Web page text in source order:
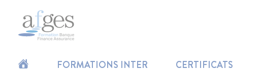
FORMATIONS INTER CERTIFICATS